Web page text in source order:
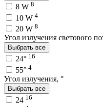
8 W 8
10 W 4
20 W 8
Угол излучения светового
Выбрать все
24° 16
55° 4
Угол излучения, °
Выбрать все
24 16